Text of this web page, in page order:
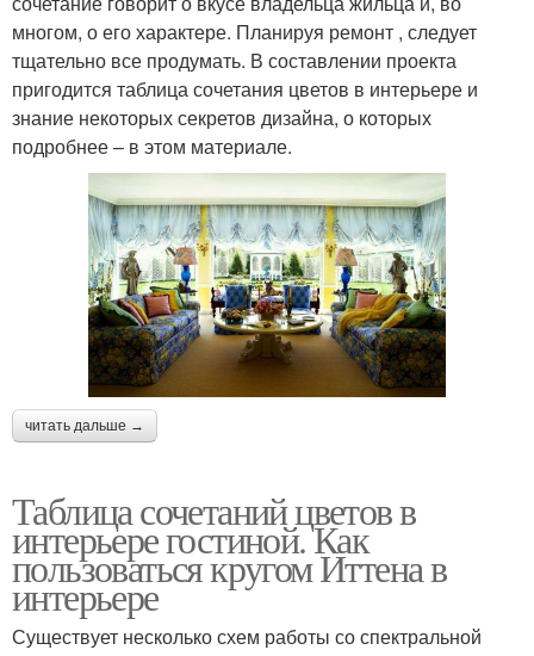
многом, о его характере. Планируя ремонт , следует
тщательно все продумать. В составлении проекта
пригодится таблица сочетания цветов в интерьере и
знание некоторых секретов дизайна, о которых
подробнее – в этом материале.
читать дальше →
Таблица сочетаний цветов в
интерьере гостиной. Как
пользоваться кругом Иттена в
интерьере
Существует несколько схем работы со спектральной